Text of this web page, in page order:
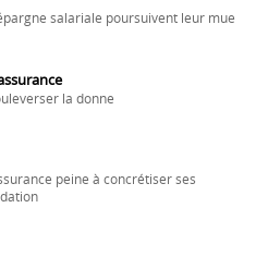
salariale poursuivent leur mue
la donne
peine à concrétiser ses